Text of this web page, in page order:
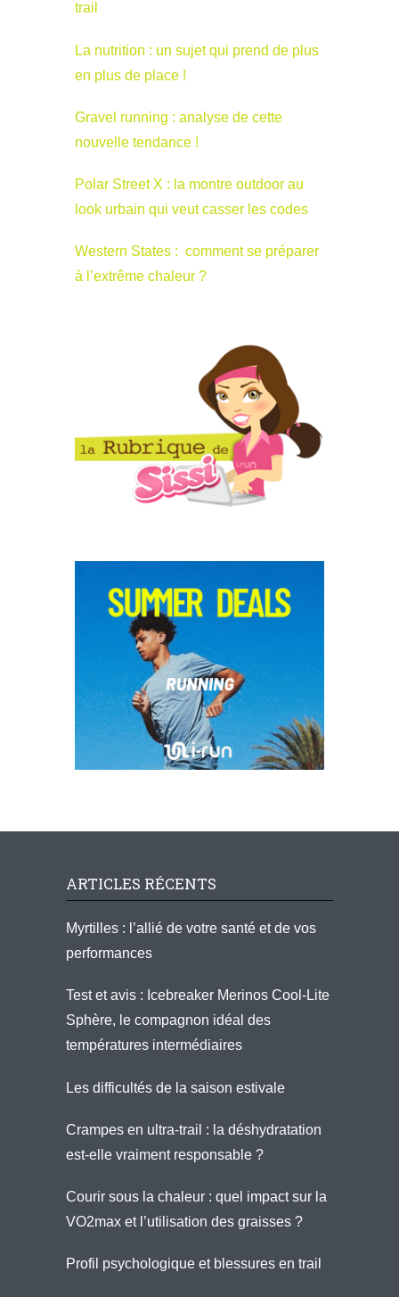
trail
La nutrition : un sujet qui prend de plus
en plus de place !
Gravel running : analyse de cette
nouvelle tendance !
Polar Street X : la montre outdoor au
look urbain qui veut casser les codes
Western States : comment se préparer
à l’extrême chaleur ?
ARTICLES RÉCENTS
Myrtilles : l’allié de votre santé et de vos
performances
Test et avis : Icebreaker Merinos Cool-Lite
Sphère, le compagnon idéal des
températures intermédiaires
Les difficultés de la saison estivale
Crampes en ultra-trail : la déshydratation
est-elle vraiment responsable ?
Courir sous la chaleur : quel impact sur la
VO2max et l’utilisation des graisses ?
Profil psychologique et blessures en trail